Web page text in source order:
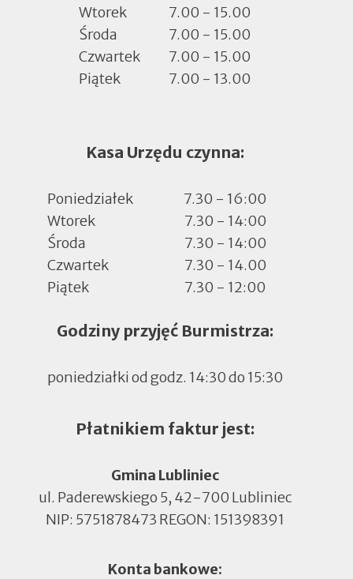
Wtorek
7.00 - 15.00
Środa
7.00 - 15.00
Czwartek
7.00 - 15.00
Piątek
7.00 - 13.00
Kasa Urzędu czynna:
Poniedziałek
7.30 - 16:00
Wtorek
7.30 - 14:00
Środa
7.30 - 14:00
Czwartek
7.30 - 14.00
Piątek
7.30 - 12:00
Godziny przyjęć Burmistrza:
poniedziałki od godz. 14:30 do 15:30
Płatnikiem faktur jest:
Gmina Lubliniec
ul. Paderewskiego 5, 42-700 Lubliniec
NIP: 5751878473 REGON: 151398391
Konta bankowe: